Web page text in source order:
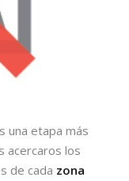
una etapa más
acercaros los
de cada zona